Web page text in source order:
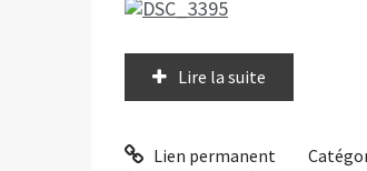
Lire la suite
Lien permanent